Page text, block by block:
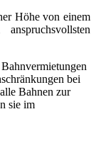
Höhe von einem
bei
Bahnen zur
sie im